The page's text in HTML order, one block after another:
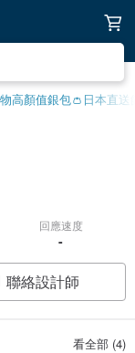
高顏值銀包👛 日本直送
回應速度
-
聯絡設計師
看全部 (4)